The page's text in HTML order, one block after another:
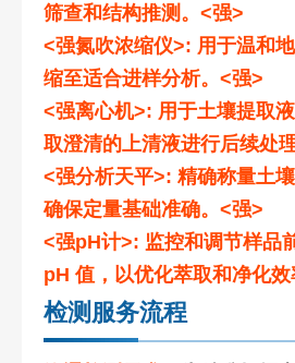
筛查和结构推测。<强>
<强氮吹浓缩仪>: 用于温和
缩至适合进样分析。<强>
<强离心机>: 用于土壤提取
取澄清的上清液进行后续处
<强分析天平>: 精确称量土
确保定量基础准确。<强>
<强pH计>: 监控和调节样品
pH 值，以优化萃取和净化
检测服务流程